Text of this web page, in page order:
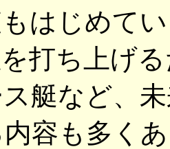
はじめて
打ち上げ
艇など、
容も多く